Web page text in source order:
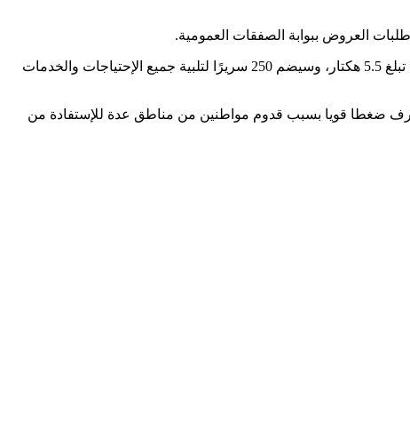
ووفق معطيات صحفية، فمن المرتقب أن يتم رصد ميزانية تصل إلى حوالي 432 مليون درهم لهذا المشروع الهام، الذي سيمتد على مساحة تبلغ 5.5 هكتار، وسيضم 250 سريرًا لتلبية جميع الإحتياجات والخدمات
ضغطا قويا بسبب قدوم مواطنين من مناطق عدة للإستفادة من